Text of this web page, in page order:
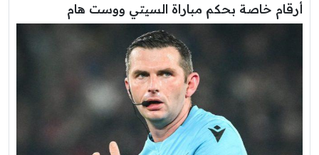
أرقام خاصة بحكم مباراة السيتي ووست هام